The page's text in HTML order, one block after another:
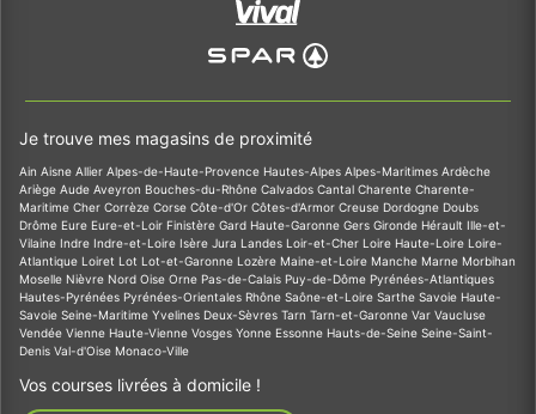
Je trouve mes magasins de proximité
Ain Aisne Allier Alpes-de-Haute-Provence Hautes-Alpes Alpes-Maritimes Ardèche
Ariège Aude Aveyron Bouches-du-Rhône Calvados Cantal Charente Charente-
Maritime Cher Corrèze Corse Côte-d'Or Côtes-d'Armor Creuse Dordogne Doubs
Drôme Eure Eure-et-Loir Finistère Gard Haute-Garonne Gers Gironde Hérault Ille-et-
Vilaine Indre Indre-et-Loire Isère Jura Landes Loir-et-Cher Loire Haute-Loire Loire-
Atlantique Loiret Lot Lot-et-Garonne Lozère Maine-et-Loire Manche Marne Morbihan
Moselle Nièvre Nord Oise Orne Pas-de-Calais Puy-de-Dôme Pyrénées-Atlantiques
Hautes-Pyrénées Pyrénées-Orientales Rhône Saône-et-Loire Sarthe Savoie Haute-
Savoie Seine-Maritime Yvelines Deux-Sèvres Tarn Tarn-et-Garonne Var Vaucluse
Vendée Vienne Haute-Vienne Vosges Yonne Essonne Hauts-de-Seine Seine-Saint-
Denis Val-d'Oise Monaco-Ville
Vos courses livrées à domicile !